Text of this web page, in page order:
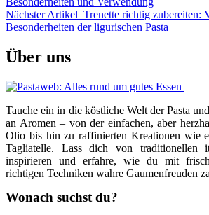
Nächster Artikel Trenette richtig zubereiten:
Besonderheiten der ligurischen Pasta
Über uns
Tauche ein in die köstliche Welt der Pasta
an Aromen – von der einfachen, aber
Olio bis hin zu raffinierten Kreationen wie
Tagliatelle. Lass dich von traditionellen
inspirieren und erfahre, wie du mit
richtigen Techniken wahre Gaumenfreuden
Wonach suchst du?